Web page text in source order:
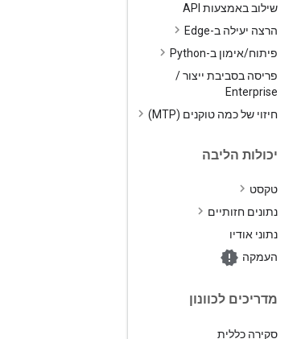
שילוב באמצעות API
הרצה יעילה ב-Edge
פיתוח/אימון ב-Python
פריסה בסביבת ייצור/
Enterprise
חיזוי של כמה טוקנים (MTP)
יכולות הליבה
טקסט
נתונים חזותיים
נתוני אודיו
העמקה
מדריכים לכוונון
סקירה כללית